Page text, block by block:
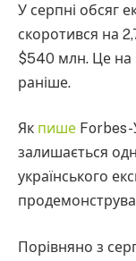
У серпні обсяг
скоротився на
$540 млн. Це на
раніше.
Як пише Forbes-
залишається
українського
Порівняно з